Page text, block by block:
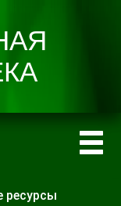
ресурсы